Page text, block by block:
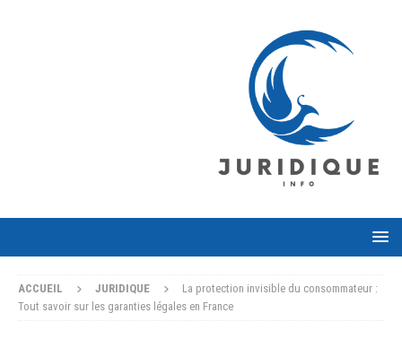
ACCUEIL JURIDIQUE
La protection invisible du consommateur :
Tout savoir sur les garanties légales en France